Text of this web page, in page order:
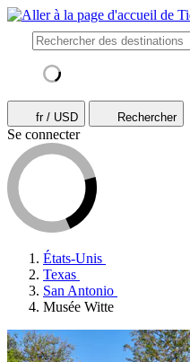
fr / USD Rechercher
Se connecter
États-Unis
Texas
San Antonio
Musée Witte